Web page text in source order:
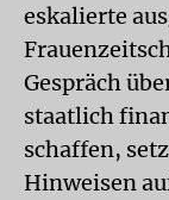
eskalierte
Gespräch
staatlich
schaffen,
Hinweisen